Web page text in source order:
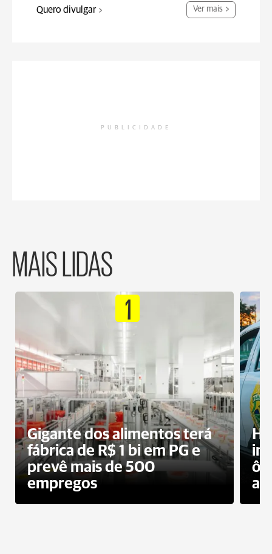
Quero divulgar Ver mais
PUBLICIDADE
MAIS LIDAS
1
Gigante dos alimentos terá
fábrica de R$ 1 bi em PG e
prevê mais de 500
empregos